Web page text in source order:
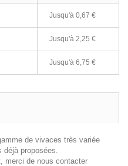
Jusqu'à 0,67 €
Jusqu'à 2,25 €
Jusqu'à 6,75 €
de vivaces très variée
proposées.
merci de nous contacter